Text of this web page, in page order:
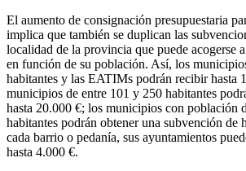
El aumento de consignación presupuestaria
implica que también se duplican las
localidad de la provincia que puede acogerse
en función de su población. Así, los
habitantes y las EATIMs podrán recibir hasta
municipios de entre 101 y 250 habitantes
hasta 20.000 €; los municipios con población
habitantes podrán obtener una subvención de
cada barrio o pedanía, sus ayuntamientos
hasta 4.000 €.